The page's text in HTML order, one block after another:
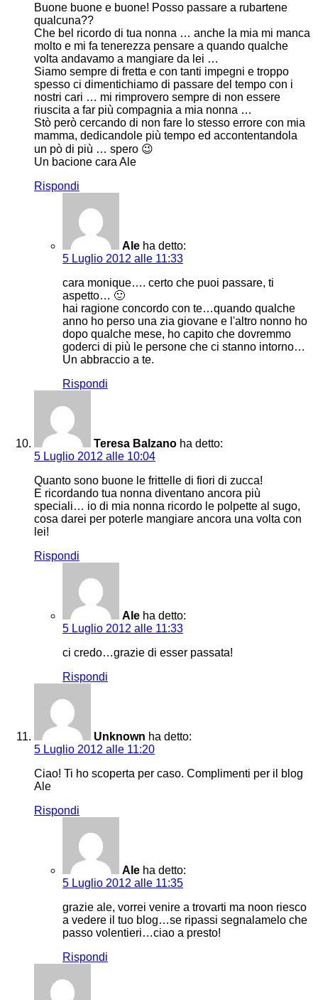
Buone buone e buone! Posso passare a rubartene
qualcuna??
Che bel ricordo di tua nonna … anche la mia mi manca
molto e mi fa tenerezza pensare a quando qualche
volta andavamo a mangiare da lei …
Siamo sempre di fretta e con tanti impegni e troppo
spesso ci dimentichiamo di passare del tempo con i
nostri cari … mi rimprovero sempre di non essere
riuscita a far più compagnia a mia nonna …
Stò però cercando di non fare lo stesso errore con mia
mamma, dedicandole più tempo ed accontentandola
un pò di più … spero 😉
Un bacione cara Ale
Rispondi
Ale ha detto:
5 Luglio 2012 alle 11:33
cara monique…. certo che puoi passare, ti
aspetto… 🙂
hai ragione concordo con te…quando qualche
anno ho perso una zia giovane e l'altro nonno ho
dopo qualche mese, ho capito che dovremmo
goderci di più le persone che ci stanno intorno…
Un abbraccio a te.
Rispondi
Teresa Balzano ha detto:
5 Luglio 2012 alle 10:04
Quanto sono buone le frittelle di fiori di zucca!
E ricordando tua nonna diventano ancora più
speciali… io di mia nonna ricordo le polpette al sugo,
cosa darei per poterle mangiare ancora una volta con
lei!
Rispondi
Ale ha detto:
5 Luglio 2012 alle 11:33
ci credo…grazie di esser passata!
Rispondi
Unknown ha detto:
5 Luglio 2012 alle 11:20
Ciao! Ti ho scoperta per caso. Complimenti per il blog
Ale
Rispondi
Ale ha detto:
5 Luglio 2012 alle 11:35
grazie ale, vorrei venire a trovarti ma noon riesco
a vedere il tuo blog…se ripassi segnalamelo che
passo volentieri…ciao a presto!
Rispondi